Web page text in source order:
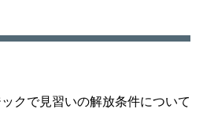
クで見習いの解放条件について